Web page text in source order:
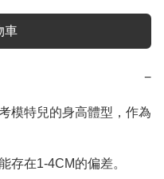
車
−
模特兒的身高體型，作為
存在1-4CM的偏差。